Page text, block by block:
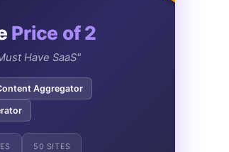
Price of 2
Have SaaS"
Aggregator
50 SITES